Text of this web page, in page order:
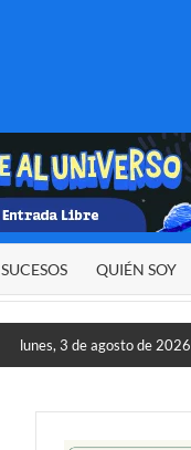
SUCESOS QUIÉN SOY
lunes, 3 de agosto de 2026